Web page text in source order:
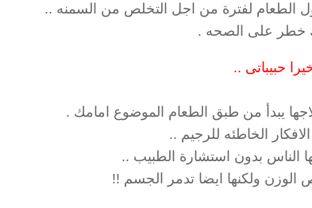
الطعام لفترة من اجل التخلص من السمنه ..
خطر على الصحه .
حبيباتى ..
يبدأ من طبق الطعام الموضوع امامك .
الخاطئه للرجيم ..
الناس بدون استشارة الطبيب ..
الوزن ولكنها ايضا تدمر الجسم !!